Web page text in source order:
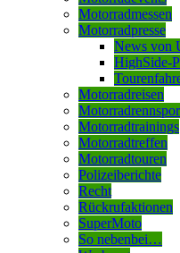
Motorradmessen
Motorradpresse
News von
HighSide-
Motorradreisen
Motorradtrainings
Motorradtreffen
Motorradtouren
Polizeiberichte
Recht
Rückrufaktionen
SuperMoto
So nebenbei…